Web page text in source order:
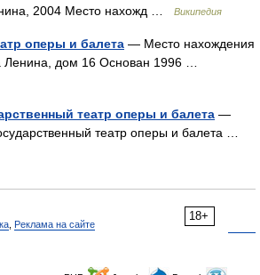
2004 Место нахожд …
Википедия
оперы и балета — Место нахождения
Ленина, дом 16 Основан 1996 …
театр оперы и балета —
театр оперы и балета …
18+
Реклама на сайте